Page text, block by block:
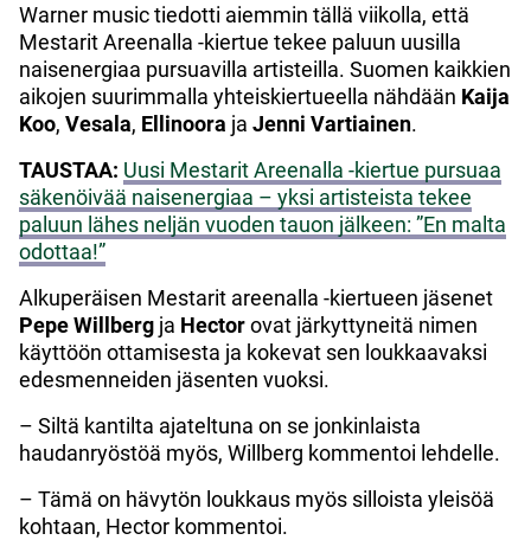
Warner music tiedotti aiemmin tällä viikolla, että
Mestarit Areenalla -kiertue tekee paluun uusilla
naisenergiaa pursuavilla artisteilla. Suomen kaikkien
aikojen suurimmalla yhteiskiertueella nähdään Kaija
Koo, Vesala, Ellinoora ja Jenni Vartiainen.
TAUSTAA: Uusi Mestarit Areenalla -kiertue pursuaa
säkenöivää naisenergiaa – yksi artisteista tekee
paluun lähes neljän vuoden tauon jälkeen: ”En malta
odottaa!”
Alkuperäisen Mestarit areenalla -kiertueen jäsenet
Pepe Willberg ja Hectorovat järkyttyneitä nimen
käyttöön ottamisesta ja kokevat sen loukkaavaksi
edesmenneiden jäsenten vuoksi.
– Siltä kantilta ajateltuna on se jonkinlaista
haudanryöstöä myös, Willberg kommentoi lehdelle.
– Tämä on hävytön loukkaus myös silloista yleisöä
kohtaan, Hector kommentoi.